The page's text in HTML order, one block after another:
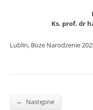
Ks. prof. dr
Lublin, Boże Narodzenie
← Następne